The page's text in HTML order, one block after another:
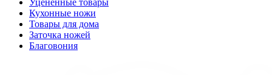
Уцененные товары
Кухонные ножи
Товары для дома
Заточка ножей
Благовония